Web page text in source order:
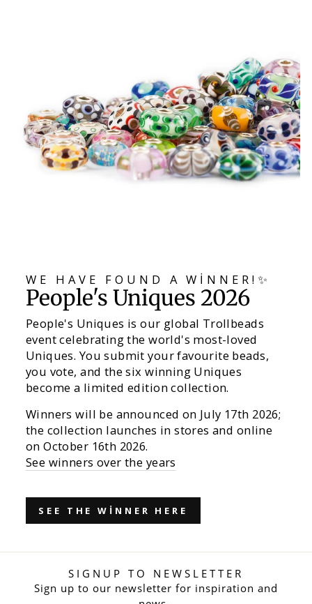
WE HAVE FOUND A WINNER!✨
People's Uniques 2026
People's Uniques is our global Trollbeads
event celebrating the world's most-loved
Uniques. You submit your favourite beads,
you vote, and the six winning Uniques
become a limited edition collection.
Winners will be announced on July 17th 2026;
the collection launches in stores and online
on October 16th 2026.
See winners over the years
SEE THE WINNER HERE
SIGNUP TO NEWSLETTER
Sign up to our newsletter for inspiration and